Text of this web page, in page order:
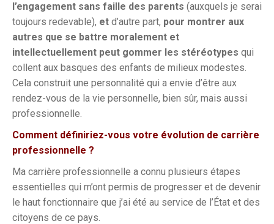
l’engagement sans faille des parents (auxquels je serai
toujours redevable), et d’autre part, pour montrer aux
autres que se battre moralement et
intellectuellement peut gommer les stéréotypes qui
collent aux basques des enfants de milieux modestes.
Cela construit une personnalité qui a envie d’être aux
rendez-vous de la vie personnelle, bien sûr, mais aussi
professionnelle.
Comment définiriez-vous votre évolution de carrière
professionnelle ?
Ma carrière professionnelle a connu plusieurs étapes
essentielles qui m’ont permis de progresser et de devenir
le haut fonctionnaire que j’ai été au service de l’État et des
citoyens de ce pays.